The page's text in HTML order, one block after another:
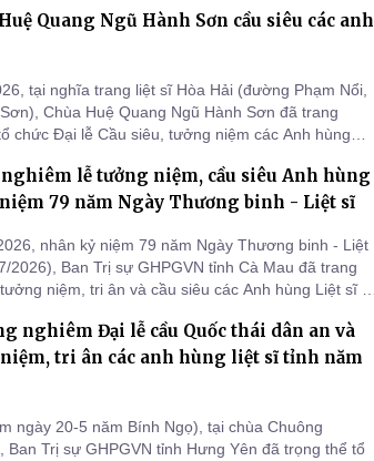
nhân liệt sĩ, người có công với cách mạng tại địa
Quang Ngũ Hành Sơn cầu siêu các anh
tại nghĩa trang liệt sĩ Hòa Hải (đường Phạm Nổi,
Chùa Huệ Quang Ngũ Hành Sơn đã trang
chức Đại lễ Cầu siêu, tưởng niệm các Anh hùng
lễ tưởng niệm, cầu siêu Anh hùng
79 năm Ngày Thương binh - Liệt sĩ
nhân kỷ niệm 79 năm Ngày Thương binh - Liệt
2026), Ban Trị sự GHPGVN tỉnh Cà Mau đã trang
niệm, tri ân và cầu siêu các Anh hùng Liệt sĩ tại
người con ưu tú của dân tộc đã hy sinh vì sự
nghiêm Đại lễ cầu Quốc thái dân an và
tri ân các anh hùng liệt sĩ tỉnh năm
ngày 20-5 năm Bính Ngọ), tại chùa Chuông
Ban Trị sự GHPGVN tỉnh Hưng Yên đã trọng thể tổ